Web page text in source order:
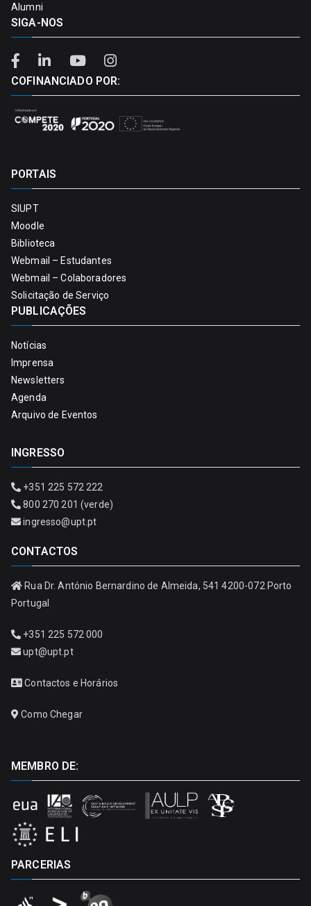
Alumni
SIGA-NOS
COFINANCIADO POR:
PORTAIS
SIUPT
Moodle
Biblioteca
Webmail – Estudantes
Webmail – Colaboradores
Solicitação de Serviço
PUBLICAÇÕES
Notícias
Imprensa
Newsletters
Agenda
Arquivo de Eventos
INGRESSO
+351 225 572 222
800 270 201 (verde)
ingresso@upt.pt
CONTACTOS
Rua Dr. António Bernardino de Almeida, 541 4200-072 Porto
Portugal
+351 225 572 000
upt@upt.pt
Contactos e Horários
Como Chegar
MEMBRO DE:
PARCERIAS